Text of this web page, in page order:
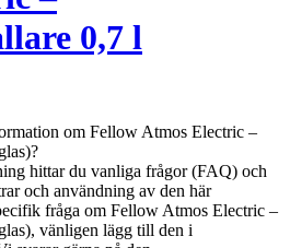
sommarhit
vakuumbehållare 0,7 l (klarglas)